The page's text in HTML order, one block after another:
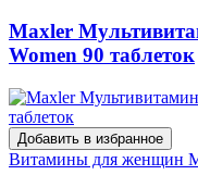
Maxler
Women 90 таблеток
Добавить в избранное
Витамины для женщин